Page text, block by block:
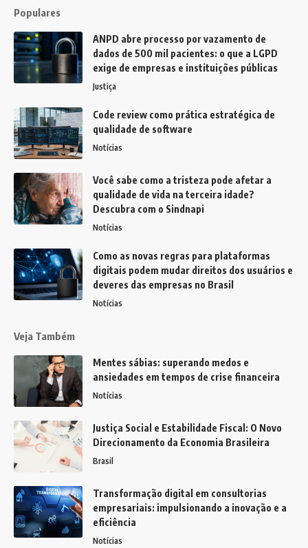
Populares
ANPD abre processo por vazamento de
dados de 500 mil pacientes: o que a LGPD
exige de empresas e instituições públicas
Justiça
Code review como prática estratégica de
qualidade de software
Notícias
Você sabe como a tristeza pode afetar a
qualidade de vida na terceira idade?
Descubra com o Sindnapi
Notícias
Como as novas regras para plataformas
digitais podem mudar direitos dos usuários e
deveres das empresas no Brasil
Notícias
Veja Também
Mentes sábias: superando medos e
ansiedades em tempos de crise financeira
Notícias
Justiça Social e Estabilidade Fiscal: O Novo
Direcionamento da Economia Brasileira
Brasil
Transformação digital em consultorias
empresariais: impulsionando a inovação e a
eficiência
Notícias